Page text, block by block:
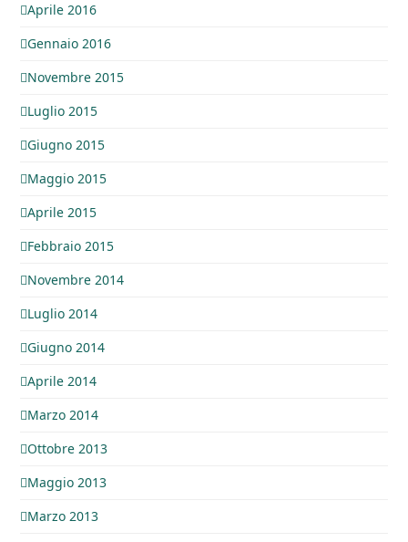
Aprile 2016
Gennaio 2016
Novembre 2015
Luglio 2015
Giugno 2015
Maggio 2015
Aprile 2015
Febbraio 2015
Novembre 2014
Luglio 2014
Giugno 2014
Aprile 2014
Marzo 2014
Ottobre 2013
Maggio 2013
Marzo 2013